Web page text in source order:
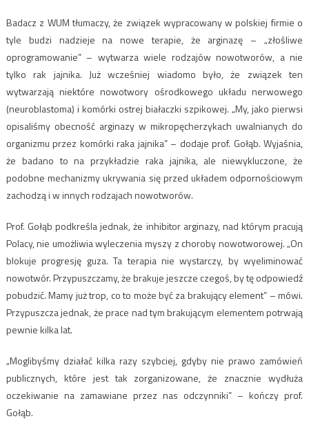
Badacz z WUM tłumaczy, że związek wypracowany w polskiej firmie o
tyle budzi nadzieje na nowe terapie, że arginazę – „złośliwe
oprogramowanie” – wytwarza wiele rodzajów nowotworów, a nie
tylko rak jajnika. Już wcześniej wiadomo było, że związek ten
wytwarzają niektóre nowotwory ośrodkowego układu nerwowego
(neuroblastoma) i komórki ostrej białaczki szpikowej. „My, jako pierwsi
opisaliśmy obecność arginazy w mikropęcherzykach uwalnianych do
organizmu przez komórki raka jajnika” – dodaje prof. Gołąb. Wyjaśnia,
że badano to na przykładzie raka jajnika, ale niewykluczone, że
podobne mechanizmy ukrywania się przed układem odpornościowym
zachodzą i w innych rodzajach nowotworów.
Prof. Gołąb podkreśla jednak, że inhibitor arginazy, nad którym pracują
Polacy, nie umożliwia wyleczenia myszy z choroby nowotworowej. „On
blokuje progresję guza. Ta terapia nie wystarczy, by wyeliminować
nowotwór. Przypuszczamy, że brakuje jeszcze czegoś, by tę odpowiedź
pobudzić. Mamy już trop, co to może być za brakujący element” – mówi.
Przypuszcza jednak, że prace nad tym brakującym elementem potrwają
pewnie kilka lat.
„Moglibyśmy działać kilka razy szybciej, gdyby nie prawo zamówień
publicznych, które jest tak zorganizowane, że znacznie wydłuża
oczekiwanie na zamawiane przez nas odczynniki” – kończy prof.
Gołąb.